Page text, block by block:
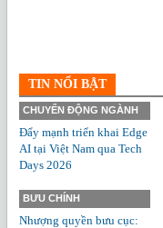
TIN NỔI BẬT
CHUYỂN ĐỘNG NGÀNH
Đẩy mạnh triển khai Edge
AI tại Việt Nam qua Tech
Days 2026
BƯU CHÍNH
Nhượng quyền bưu cục: